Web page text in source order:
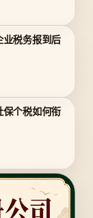
业税务报到后
保个税如何衔